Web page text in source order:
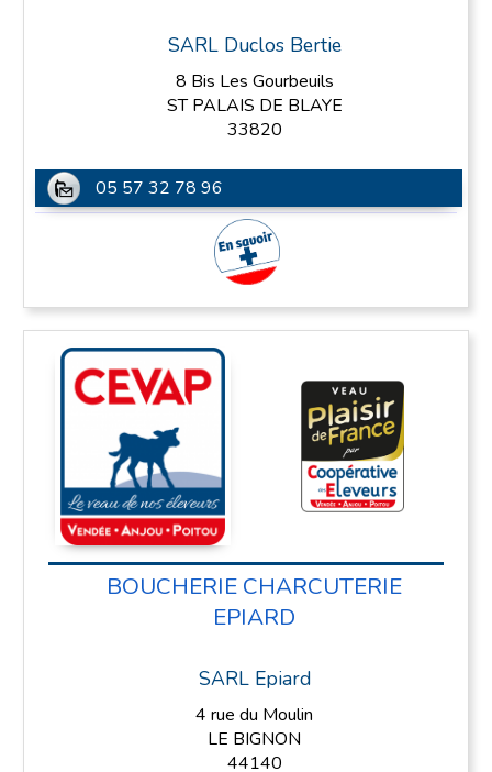
SARL Duclos Bertie
8 Bis Les Gourbeuils
ST PALAIS DE BLAYE
33820
05 57 32 78 96
BOUCHERIE CHARCUTERIE
EPIARD
SARL Epiard
4 rue du Moulin
LE BIGNON
44140